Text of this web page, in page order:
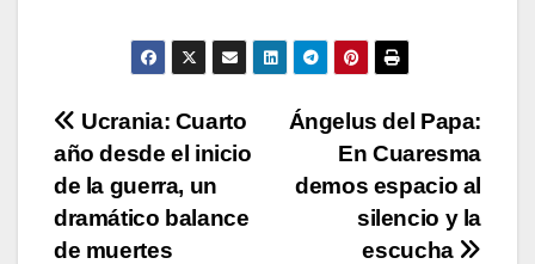
Navegación
de
entradas
Ángelus del Papa:
En Cuaresma
demos espacio al
silencio y la
escucha
Ucrania: Cuarto
año desde el inicio
de la guerra, un
dramático balance
de muertes